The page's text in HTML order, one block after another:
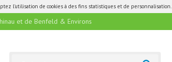
l'utilisation de cookies à des fins statistiques et de personnalisation.
et de Benfeld & Environs